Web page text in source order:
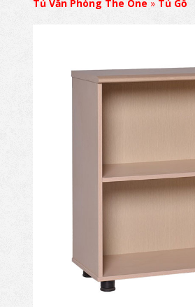
Tủ Văn Phòng The One » Tủ Gỗ